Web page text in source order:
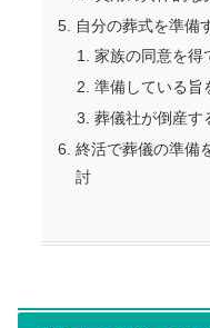
自分の葬式を準備
家族の同意を得
準備している旨
葬儀社が倒産す
終活で葬儀の準備
討